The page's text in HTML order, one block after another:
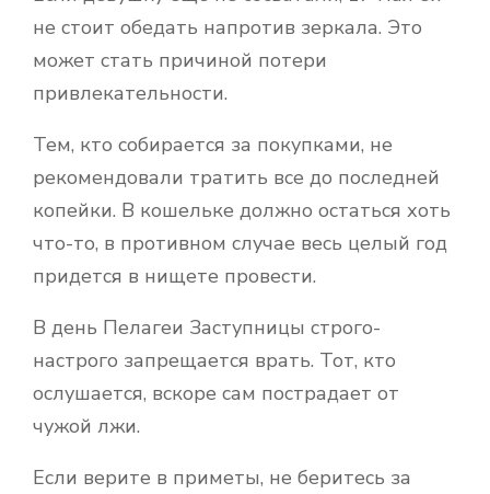
не стоит обедать напротив зеркала. Это
может стать причиной потери
привлекательности.
Тем, кто собирается за покупками, не
рекомендовали тратить все до последней
копейки. В кошельке должно остаться хоть
что-то, в противном случае весь целый год
придется в нищете провести.
В день Пелагеи Заступницы строго-
настрого запрещается врать. Тот, кто
ослушается, вскоре сам пострадает от
чужой лжи.
Если верите в приметы, не беритесь за